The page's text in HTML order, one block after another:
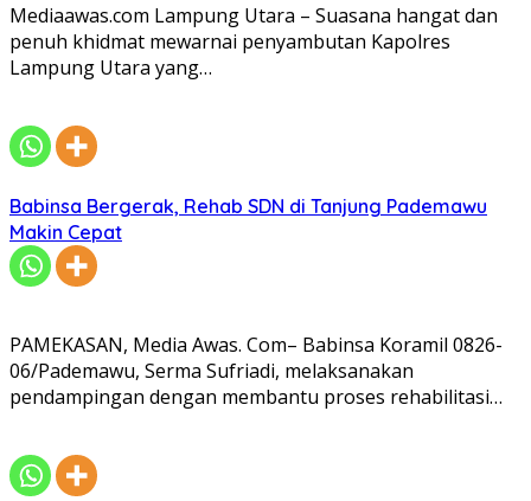
Mediaawas.com Lampung Utara – Suasana hangat dan
penuh khidmat mewarnai penyambutan Kapolres
Lampung Utara yang…
Babinsa Bergerak, Rehab SDN di Tanjung Pademawu
Makin Cepat
PAMEKASAN, Media Awas. Com– Babinsa Koramil 0826-
06/Pademawu, Serma Sufriadi, melaksanakan
pendampingan dengan membantu proses rehabilitasi…